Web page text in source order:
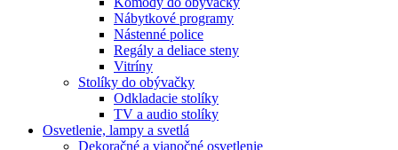
Nábytkové programy
Nástenné police
Regály a deliace steny
Vitríny
Stolíky do obývačky
Odkladacie stolíky
TV a audio stolíky
Osvetlenie, lampy a svetlá
Dekoračné a vianočné osvetlenie